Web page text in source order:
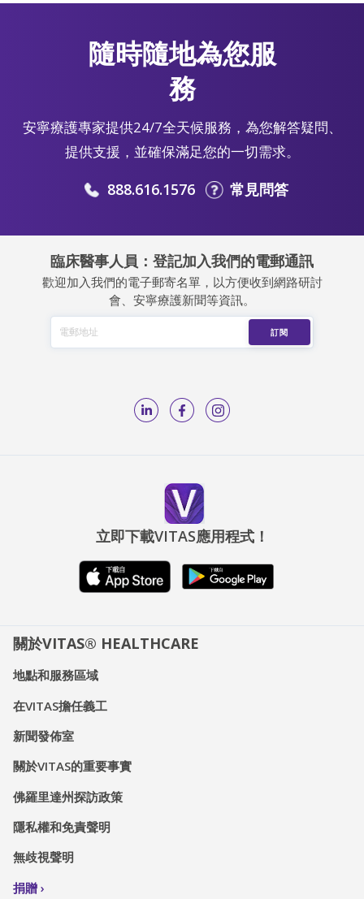
隨時隨地為您服
務
安寧療護專家提供24/7全天候服務，為您解答疑問、
提供支援，並確保滿足您的一切需求。
888.616.1576 常見問答
臨床醫事人員：登記加入我們的電郵通訊
歡迎加入我們的電子郵寄名單，以方便收到網路研討
會、安寧療護新聞等資訊。
立即下載VITAS應用程式！
關於VITAS® HEALTHCARE
地點和服務區域
在VITAS擔任義工
新聞發佈室
關於VITAS的重要事實
佛羅里達州探訪政策
隱私權和免責聲明
無歧視聲明
捐贈